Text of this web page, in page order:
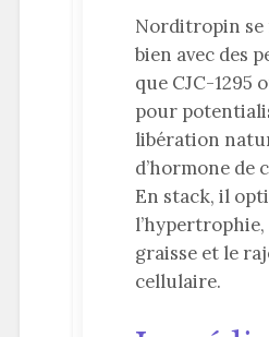
Norditropin se
bien avec des
que CJC-1295
pour
libération
d’hormone de
En stack, il
graisse et le
cellulaire.